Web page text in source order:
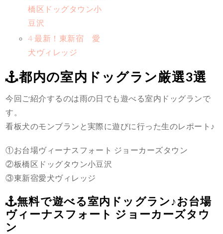
橋区ドッグタウン小
豆沢
4 最新！東新宿 愛
犬ヴィレッジ
都内の室内ドッグラン厳選3選
今回ご紹介するのは雨の日でも遊べる室内ドッグランで
す。
看板犬のモンブランと実際に遊びに行った生のレポート♪
①お台場ヴィーナスフォート ジョーカーズタウン
②板橋区ドッグタウン小豆沢
③東新宿愛犬ヴィレッジ
無料で遊べる室内ドッグラン♪お台場
ヴィーナスフォート ジョーカーズタウ
ン